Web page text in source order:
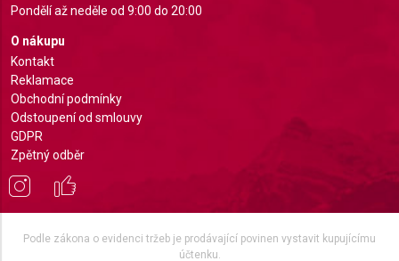
Pondělí až neděle od 9:00 do 20:00
O nákupu
Kontakt
Reklamace
Obchodní podmínky
Odstoupení od smlouvy
GDPR
Zpětný odběr
Podle zákona o evidenci tržeb je prodávající povinen vystavit kupujícímu
účtenku.